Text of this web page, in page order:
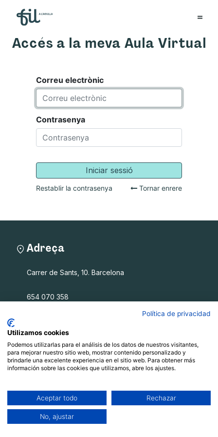
Accés a la meva Aula Virtual
Correu electrònic
Contrasenya
Iniciar sessió
Restablir la contrasenya Tornar enrere
Adreça
Carrer de Sants, 10. Barcelona
654 070 358
Fil a l'agulla SCCL
Què oferim
Blog
Recursos
Contacte
Política de privacidad
Utilizamos cookies
Podemos utilizarlas para el análisis de los datos de nuestros visitantes,
para mejorar nuestro sitio web, mostrar contenido personalizado y
brindarle una excelente experiencia en el sitio web. Para obtener más
información sobre las cookies que utilizamos, abre los ajustes.
Aceptar todo Rechazar
No, ajustar